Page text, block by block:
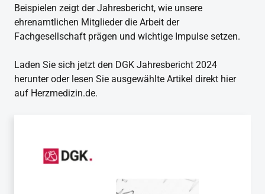
Beispielen zeigt der Jahresbericht, wie unsere
ehrenamtlichen Mitglieder die Arbeit der
Fachgesellschaft prägen und wichtige Impulse setzen.
Laden Sie sich jetzt den DGK Jahresbericht 2024
herunter oder lesen Sie ausgewählte Artikel direkt hier
auf Herzmedizin.de.